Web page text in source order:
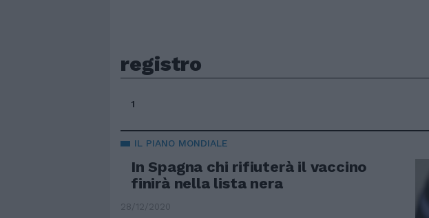
registro
1
IL PIANO MONDIALE
In Spagna chi rifiuterà il vaccino
finirà nella lista nera
28/12/2020